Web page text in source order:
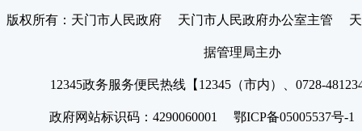
版权所有：天门市人民政府 天门市人民政府办公室主管 天
据管理局主办
12345政务服务便民热线【12345（市内）、0728-
政府网站标识码：4290060001 鄂ICP备05005537号